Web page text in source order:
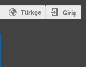
Türkçe Giriş